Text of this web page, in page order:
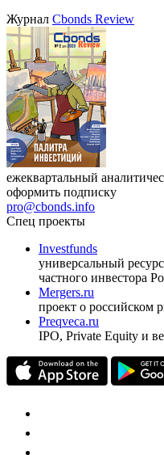
Журнал Cbonds Review
ежеквартальный
оформить подписку
pro@cbonds.info
Спец проекты
Investfunds
универсальный
частного инвестора
Mergers.ru
проект о российском
Preqveca.ru
IPO, Private Equity и